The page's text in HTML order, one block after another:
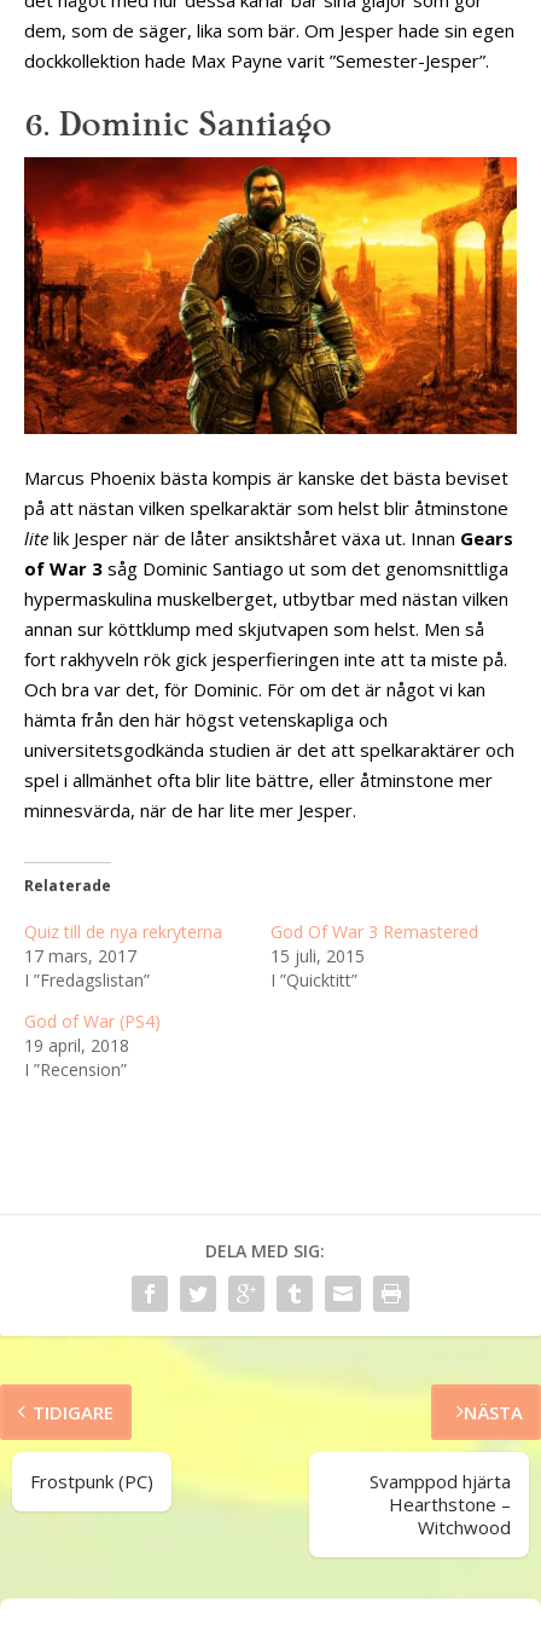
dem, som de säger, lika som bär. Om Jesper hade sin egen
dockkollektion hade Max Payne varit ”Semester-Jesper”.
6. Dominic Santiago
Marcus Phoenix bästa kompis är kanske det bästa beviset
på att nästan vilken spelkaraktär som helst blir åtminstone
lite lik Jesper när de låter ansiktshåret växa ut. Innan Gears
of War 3 såg Dominic Santiago ut som det genomsnittliga
hypermaskulina muskelberget, utbytbar med nästan vilken
annan sur köttklump med skjutvapen som helst. Men så
fort rakhyveln rök gick jesperfieringen inte att ta miste på.
Och bra var det, för Dominic. För om det är något vi kan
hämta från den här högst vetenskapliga och
universitetsgodkända studien är det att spelkaraktärer och
spel i allmänhet ofta blir lite bättre, eller åtminstone mer
minnesvärda, när de har lite mer Jesper.
Relaterade
Quiz till de nya rekryterna
17 mars, 2017
I ”Fredagslistan”
God Of War 3 Remastered
15 juli, 2015
I ”Quicktitt”
God of War (PS4)
19 april, 2018
I ”Recension”
DELA MED SIG:
TIDIGARE
Frostpunk (PC)
NÄSTA
Svamppod hjärta
Hearthstone –
Witchwood